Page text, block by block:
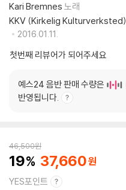
Kari Bremnes 노래
KKV (Kirkelig Kulturverksted)
2016.01.11.
첫번째 리뷰어가 되어주세요
예스24 음반 판매 수량은
반영됩니다.
46,500원
19 37,660
YES포인트